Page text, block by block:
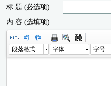
标 题 (必选项):
内 容 (选填项):
段落格式 字体 字号